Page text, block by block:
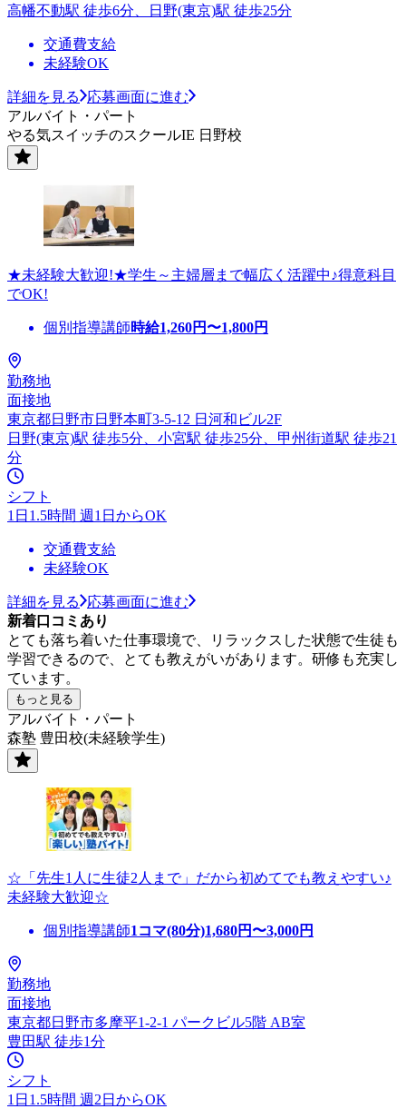
高幡不動駅 徒歩6分、日野(東京)駅 徒歩25分
交通費支給
未経験OK
詳細を見る
応募画面に進む
アルバイト・パート
やる気スイッチのスクールIE 日野校
★未経験大歓迎!★学生～主婦層まで幅広く活躍中♪得意科目
でOK!
個別指導講師時給1,260円〜1,800円
勤務地
面接地
東京都日野市日野本町3-5-12 日河和ビル2F
日野(東京)駅 徒歩5分、小宮駅 徒歩25分、甲州街道駅 徒歩21
分
シフト
1日1.5時間 週1日からOK
交通費支給
未経験OK
詳細を見る
応募画面に進む
新着口コミあり
とても落ち着いた仕事環境で、リラックスした状態で生徒も
学習できるので、とても教えがいがあります。研修も充実し
ています。
もっと見る
アルバイト・パート
森塾 豊田校(未経験学生)
☆「先生1人に生徒2人まで」だから初めてでも教えやすい♪
未経験大歓迎☆
個別指導講師1コマ(80分)1,680円〜3,000円
勤務地
面接地
東京都日野市多摩平1-2-1 パークビル5階 AB室
豊田駅 徒歩1分
シフト
1日1.5時間 週2日からOK